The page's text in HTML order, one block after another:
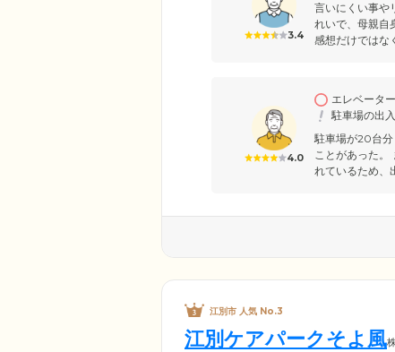
3.4
言いにくい事や
れいで、母親自
感想だけではな
4.0
エレベータ
駐車場の出
駐車場が20台分
ことがあった。
れているため、
江別市 人気 No.3
江別ケアパークそよ風